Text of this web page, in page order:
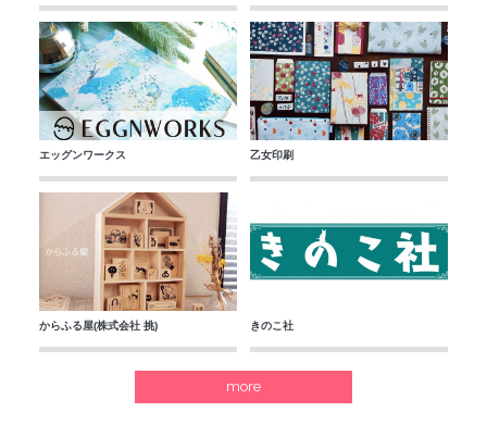
エッグンワークス 乙女印刷
からふる屋(株式会社 挑) きのこ社
more